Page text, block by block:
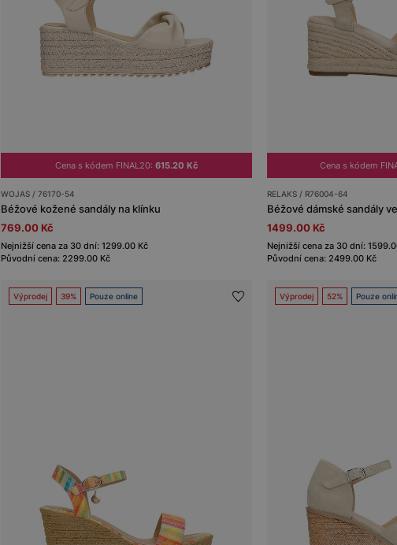
Cena s kódem FINAL20: 615.20 Kč
WOJAS / 76170-54
Béžové kožené sandály na klínku
769.00 Kč
Nejnižší cena za 30 dní: 1299.00 Kč
Původní cena: 2299.00 Kč
Cena s kódem
RELAKS / R76004-64
Béžové dámské sandály
1499.00 Kč
Nejnižší cena za 30 dní:
Původní cena: 2499.00 Kč
Výprodej 39% Pouze online Výprodej 52% Pouze